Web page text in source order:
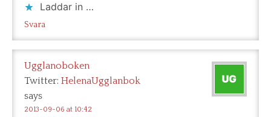
Laddar in …
Svara
Ugglanoboken
Twitter: HelenaUgglanbok
says
2013-09-06 at 10:42